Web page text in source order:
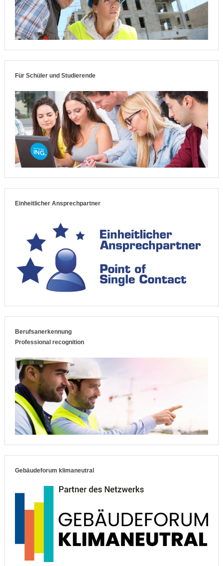
Für Schüler und Studierende
Einheitlicher Ansprechpartner
Berufsanerkennung
Professional recognition
Gebäudeforum klimaneutral